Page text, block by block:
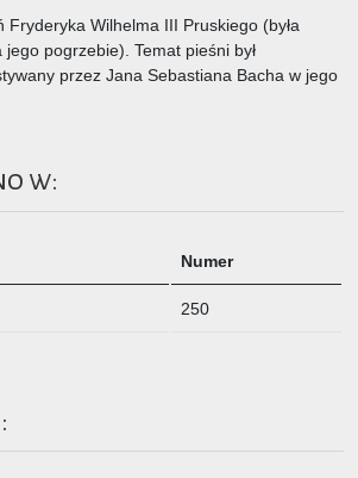
Fryderyka Wilhelma III Pruskiego (była
pogrzebie). Temat pieśni był
przez Jana Sebastiana Bacha w jego
w:
Numer
250